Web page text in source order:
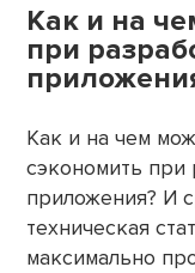
Как и на
при
Как и на чем
сэкономить при
приложения? И
техническая
максимально